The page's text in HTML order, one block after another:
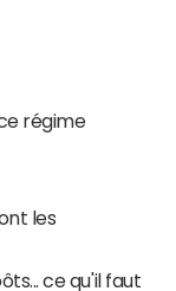
régime
les
ce qu'il faut